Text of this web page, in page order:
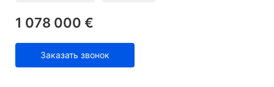
1 078 000 €
Заказать звонок